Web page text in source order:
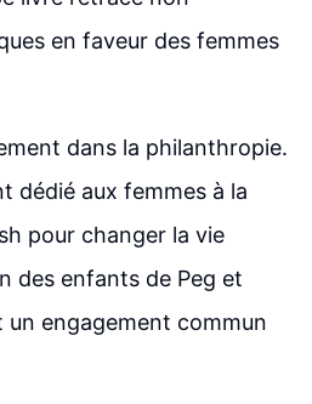
en faveur des femmes
dans la philanthropie.
dédié aux femmes à la
pour changer la vie
des enfants de Peg et
engagement commun